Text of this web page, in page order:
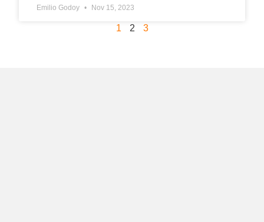
Emilio Godoy Nov 15, 2023
1 2 3